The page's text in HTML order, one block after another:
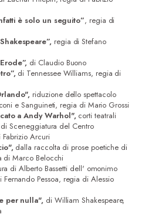
Attrici
Attori
Sceneggiatori
DoP
Musicisti
Contatti
è solo un seguito”, regia di
regia di Stefano
di Claudio Buono
di Tennessee Williams, regia di
riduzione dello spettacolo
e Sanguineti, regia di Mario Grossi
a Andy Warhol", corti teatrali
Sceneggiatura del Centro
Arcuri
dalla raccolta di prose poetiche di
di Marco Belocchi
di Alberto Bassetti dell' omonimo
Pessoa, regia di Alessio
per nulla", di William Shakespeare,